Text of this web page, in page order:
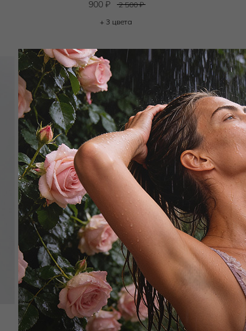
900₽ 2 500₽
+ 3 цвета
WILD ORCHID
Бюстгальтер классический мягкий